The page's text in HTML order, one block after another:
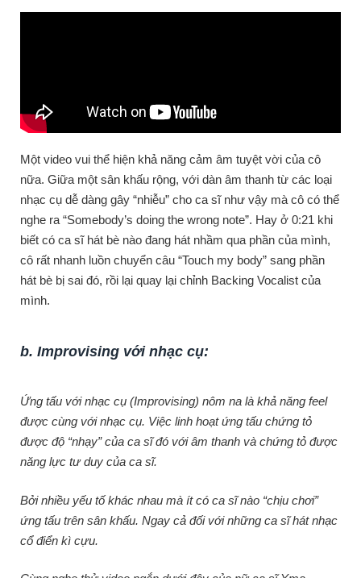
Một video vui thể hiện khả năng cảm âm tuyệt vời của cô
nữa. Giữa một sân khấu rộng, với dàn âm thanh từ các loại
nhạc cụ dễ dàng gây “nhiễu” cho ca sĩ như vậy mà cô có thể
nghe ra “Somebody’s doing the wrong note”. Hay ở 0:21 khi
biết có ca sĩ hát bè nào đang hát nhầm qua phần của mình,
cô rất nhanh luồn chuyển câu “Touch my body” sang phần
hát bè bị sai đó, rồi lại quay lại chỉnh Backing Vocalist của
mình.
b. Improvising với nhạc cụ:
Ứng tấu với nhạc cụ (Improvising) nôm na là khả năng feel
được cùng với nhạc cụ. Việc linh hoạt ứng tấu chứng tỏ
được độ “nhạy” của ca sĩ đó với âm thanh và chứng tỏ được
năng lực tư duy của ca sĩ.
Bởi nhiều yếu tố khác nhau mà ít có ca sĩ nào “chịu chơi”
ứng tấu trên sân khấu. Ngay cả đối với những ca sĩ hát nhạc
cổ điển kì cựu.